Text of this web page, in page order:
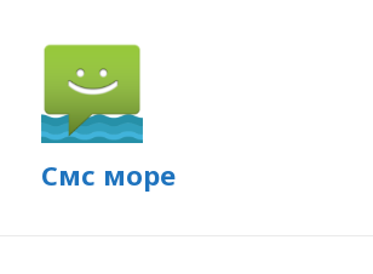
Смс море